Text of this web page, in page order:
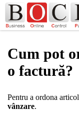
Cum pot
o factură?
Pentru a ordona
vânzare.